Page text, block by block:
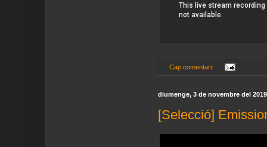
Cap comentari:
diumenge, 3 de novembre del 2019
[Selecció]